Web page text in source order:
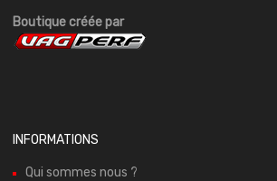
Boutique créée par
INFORMATIONS
Qui sommes nous ?